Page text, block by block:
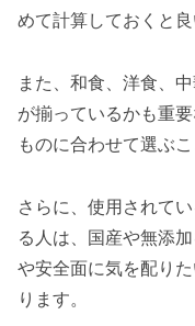
めて計算しておくと良
また、和食、洋食、
が揃っているかも重
ものに合わせて選ぶ
さらに、使用されて
る人は、国産や無添
や安全面に気を配り
ります。